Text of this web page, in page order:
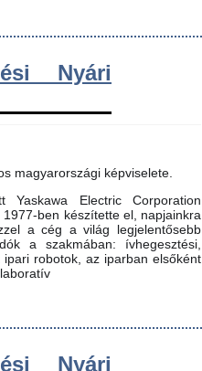
Nyári
magyarországi képviselete.
Electric Corporation
ben készítette el, napjainkra
a cég a világ legjelentősebb
a szakmában: ívhegesztési,
robotok, az iparban elsőként
Nyári